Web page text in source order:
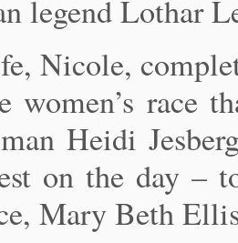
legend Lothar
Nicole,
women’s race
Heidi
on the day –
Mary Beth